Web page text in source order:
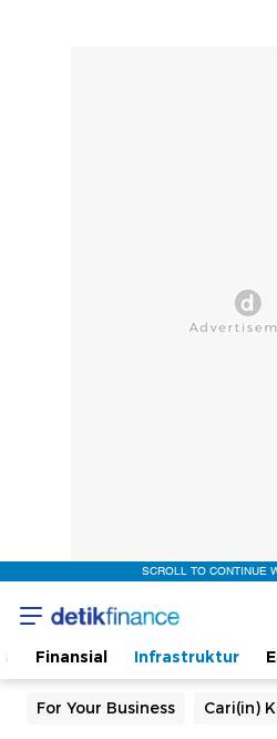
SCROLL TO CONTINUE
Finansial Infrastruktur
For Your Business Cari(in)